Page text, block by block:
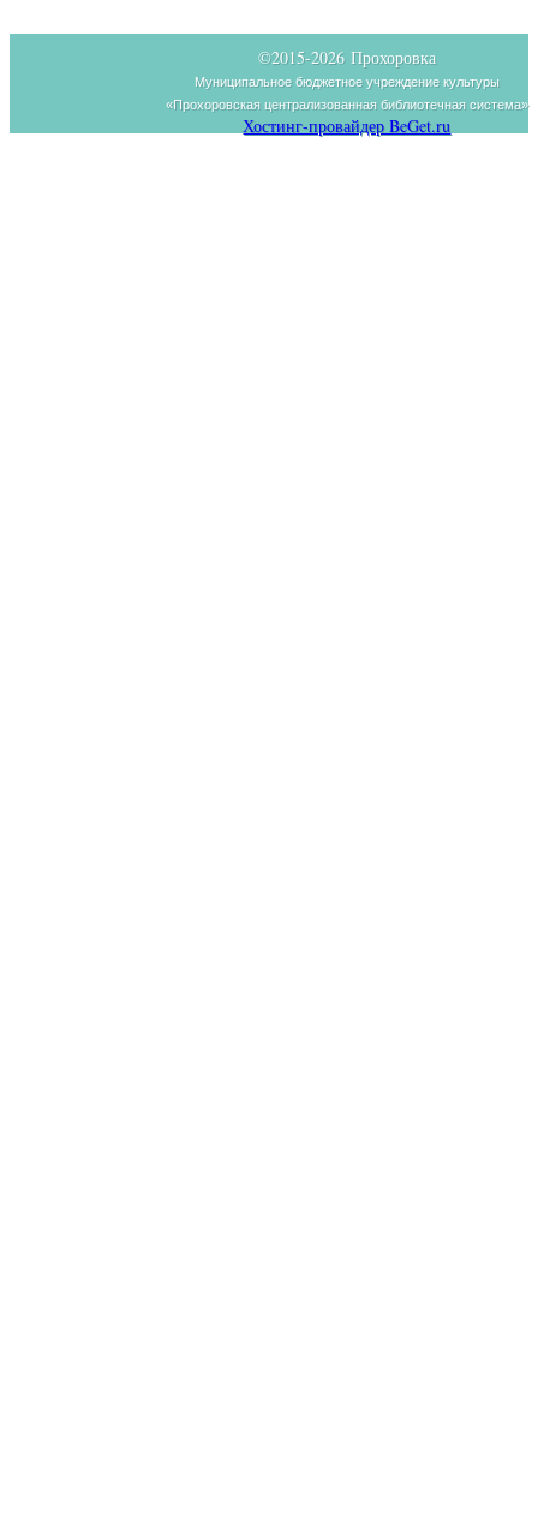
©2015-2026 Прохоровка
Муниципальное бюджетное учреждение культуры
«Прохоровская централизованная библиотечная система»
Хостинг-провайдер BeGet.ru